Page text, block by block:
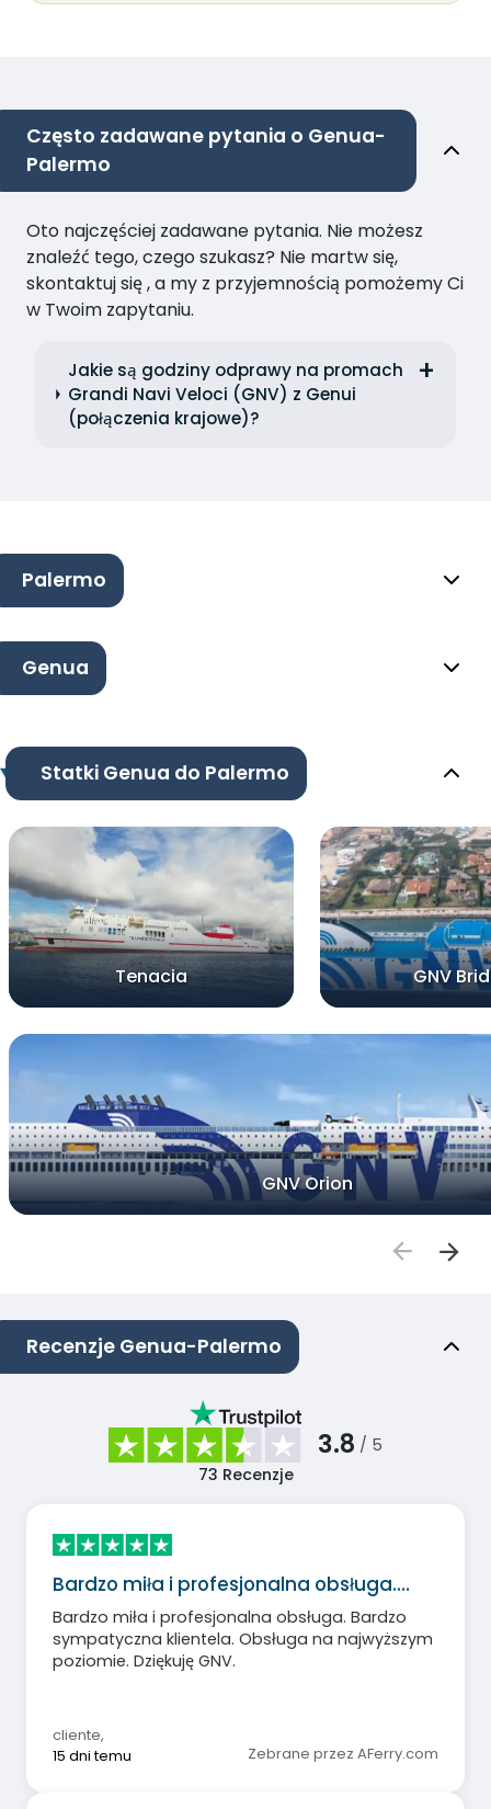
Często zadawane pytania o Genua-
Palermo
Oto najczęściej zadawane pytania. Nie możesz
znaleźć tego, czego szukasz? Nie martw się,
skontaktuj się , a my z przyjemnością pomożemy Ci
w Twoim zapytaniu.
Jakie są godziny odprawy na promach
Grandi Navi Veloci (GNV) z Genui
(połączenia krajowe)?
Palermo
Genua
Statki Genua do Palermo
Tenacia GNV
GNV Orion
Recenzje Genua-Palermo
3.8 / 5
73 Recenzje
Bardzo miła i profesjonalna obsługa.…
Bardzo miła i profesjonalna obsługa. Bardzo
sympatyczna klientela. Obsługa na najwyższym
poziomie. Dziękuję GNV.
cliente,
15 dni temu
Zebrane przez AFerry.com